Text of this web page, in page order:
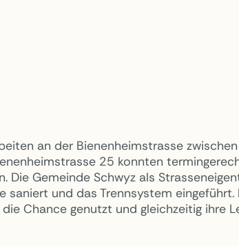
an der Bienenheimstrasse
25 konnten
Die Gemeinde Schwyz als
saniert und das Trennsystem eingeführt.
Chance genutzt und gleichzeitig ihre